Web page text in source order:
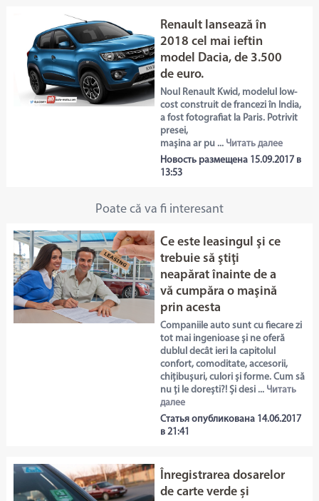
Renault lansează în
2018 cel mai ieftin
model Dacia, de 3.500
de euro.
Noul Renault Kwid, modelul low-
cost construit de francezi în India,
a fost fotografiat la Paris. Potrivit
presei,
maşina ar pu ... Читать далее
Новость размещена 15.09.2017 в
13:53
Poate că va fi interesant
Ce este leasingul şi ce
trebuie să ştiţi
neapărat înainte de a
vă cumpăra o maşină
prin acesta
Companiile auto sunt cu fiecare zi
tot mai ingenioase și ne oferă
dublul decât ieri la capitolul
confort, comoditate, accesorii,
chițibușuri, culori și forme. Cum să
nu ți le dorești?! Și desi ... Читать
далее
Статья опубликована 14.06.2017
в 21:41
Înregistrarea dosarelor
de carte verde și